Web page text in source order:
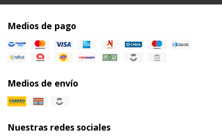
Medios de pago
Medios de envío
Nuestras redes sociales